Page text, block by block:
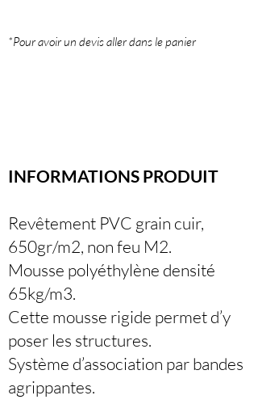
*Pour avoir un devis aller dans le panier
INFORMATIONS PRODUIT
Revêtement PVC grain cuir,
650gr/m2, non feu M2.
Mousse polyéthylène densité
65kg/m3.
Cette mousse rigide permet d’y
poser les structures.
Système d’association par bandes
agrippantes.